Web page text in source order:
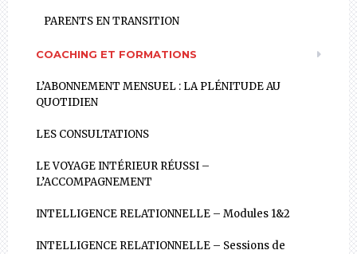
PARENTS EN TRANSITION
COACHING ET FORMATIONS
L’ABONNEMENT MENSUEL : LA PLÉNITUDE AU
QUOTIDIEN
LES CONSULTATIONS
LE VOYAGE INTÉRIEUR RÉUSSI –
L’ACCOMPAGNEMENT
INTELLIGENCE RELATIONNELLE – Modules 1&2
INTELLIGENCE RELATIONNELLE – Sessions de